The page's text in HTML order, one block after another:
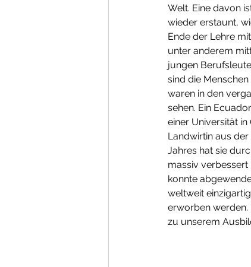
Welt. Eine davon
wieder erstaunt,
Ende der Lehre
unter anderem
jungen
sind die
waren in den
sehen. Ein
einer Universität
Landwirtin aus
Jahres hat sie
massiv
konnte
weltweit
erworben werden.
zu unserem